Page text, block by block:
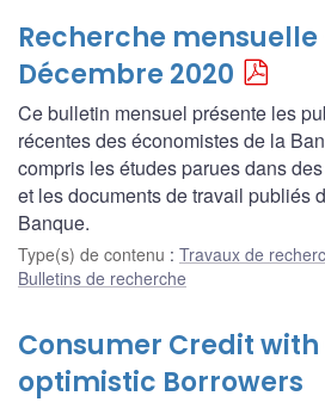
Recherche mensuelle
Décembre 2020
Ce bulletin mensuel présente les
récentes des économistes de la
compris les études parues dans
et les documents de travail publiés
Banque.
Type(s) de contenu : Travaux de
Bulletins de recherche
Consumer Credit
optimistic Borrowers